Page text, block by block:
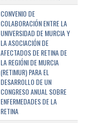
CONVENIO DE
COLABORACIÓN ENTRE LA
UNIVERSIDAD DE MURCIA Y
LA ASOCIACIÓN DE
AFECTADOS DE RETINA DE
LA REGIÓNI DE MURCIA
(RETIMUR) PARA EL
DESARROLLO DE UN
CONGRESO ANUAL SOBRE
ENFERMEDADES DE LA
RETINA